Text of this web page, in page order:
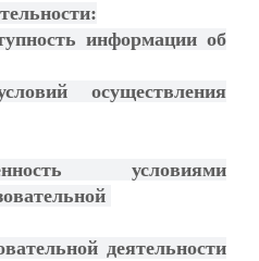
информации об
осуществления
условиями
деятельности